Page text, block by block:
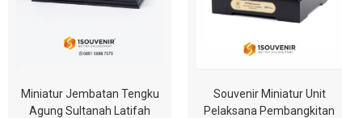
Miniatur Jembatan Tengku
Agung Sultanah Latifah
Souvenir Miniatur Unit
Pelaksana Pembangkitan